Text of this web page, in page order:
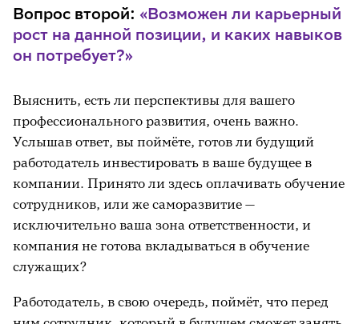
Вопрос второй: «Возможен ли карьерный
рост на данной позиции, и каких навыков
он потребует?»
Выяснить, есть ли перспективы для вашего
профессионального развития, очень важно.
Услышав ответ, вы поймёте, готов ли будущий
работодатель инвестировать в ваше будущее в
компании. Принято ли здесь оплачивать обучение
сотрудников, или же саморазвитие —
исключительно ваша зона ответственности, и
компания не готова вкладываться в обучение
служащих?
Работодатель, в свою очередь, поймёт, что перед